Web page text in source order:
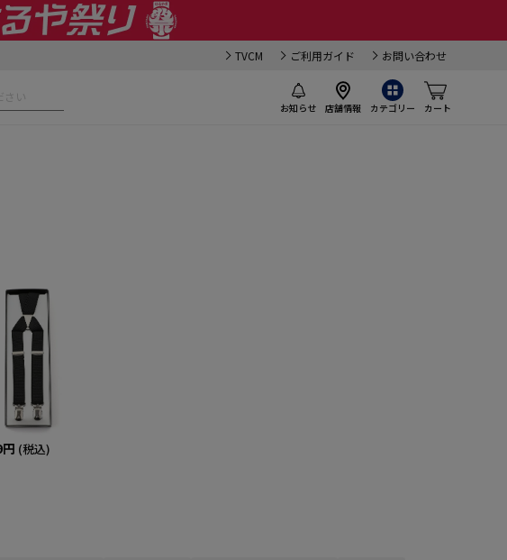
TVCM ご利用ガイド お問い合わせ
お知らせ 店舗情報 カテゴリー カート
(税込)